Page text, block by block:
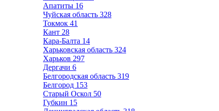
Апатиты 16
Чуйская область 328
Токмок 41
Кант 28
Кара-Балта 14
Харьковская область 324
Харьков 297
Дергачи 6
Белгородская область 319
Белгород 153
Старый Оскол 50
Губкин 15